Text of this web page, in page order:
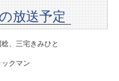
放送予定
三宅きみひと
クマン